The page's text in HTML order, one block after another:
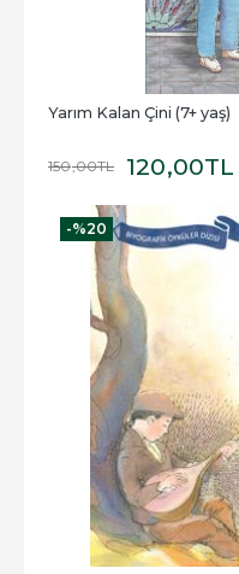
Yarım Kalan Çini (7+ yaş)
150,00TL 120,00TL
-%20